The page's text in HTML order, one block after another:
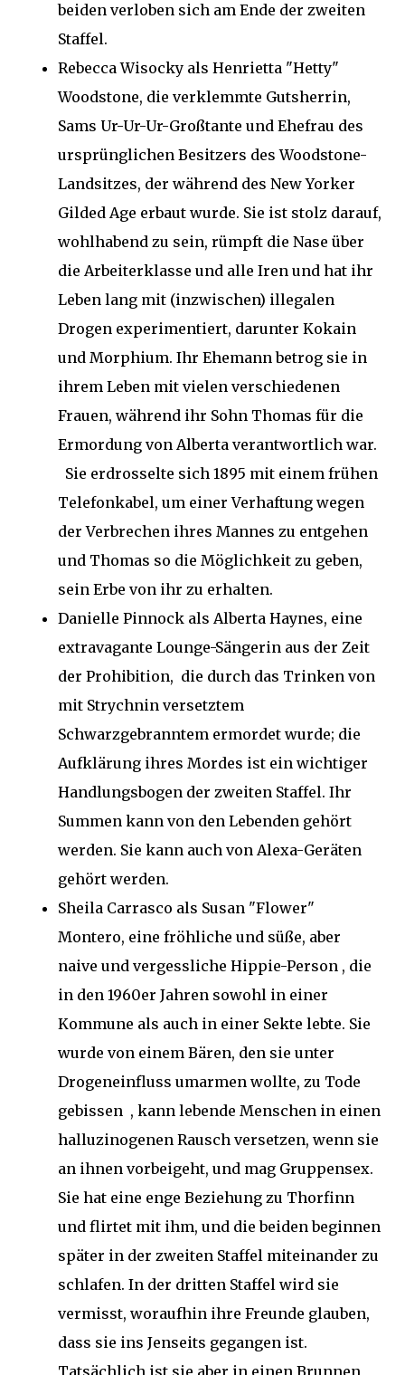
beiden verloben sich am Ende der zweiten
Staffel.
Rebecca Wisocky als Henrietta "Hetty"
Woodstone, die verklemmte Gutsherrin,
Sams Ur-Ur-Ur-Großtante und Ehefrau des
ursprünglichen Besitzers des Woodstone-
Landsitzes, der während des New Yorker
Gilded Age erbaut wurde. Sie ist stolz darauf,
wohlhabend zu sein, rümpft die Nase über
die Arbeiterklasse und alle Iren und hat ihr
Leben lang mit (inzwischen) illegalen
Drogen experimentiert, darunter Kokain
und Morphium. Ihr Ehemann betrog sie in
ihrem Leben mit vielen verschiedenen
Frauen, während ihr Sohn Thomas für die
Ermordung von Alberta verantwortlich war.
Sie erdrosselte sich 1895 mit einem frühen
Telefonkabel, um einer Verhaftung wegen
der Verbrechen ihres Mannes zu entgehen
und Thomas so die Möglichkeit zu geben,
sein Erbe von ihr zu erhalten.
Danielle Pinnock als Alberta Haynes, eine
extravagante Lounge-Sängerin aus der Zeit
der Prohibition, die durch das Trinken von
mit Strychnin versetztem
Schwarzgebranntem ermordet wurde; die
Aufklärung ihres Mordes ist ein wichtiger
Handlungsbogen der zweiten Staffel. Ihr
Summen kann von den Lebenden gehört
werden. Sie kann auch von Alexa-Geräten
gehört werden.
Sheila Carrasco als Susan "Flower"
Montero, eine fröhliche und süße, aber
naive und vergessliche Hippie-Person , die
in den 1960er Jahren sowohl in einer
Kommune als auch in einer Sekte lebte. Sie
wurde von einem Bären, den sie unter
Drogeneinfluss umarmen wollte, zu Tode
gebissen , kann lebende Menschen in einen
halluzinogenen Rausch versetzen, wenn sie
an ihnen vorbeigeht, und mag Gruppensex.
Sie hat eine enge Beziehung zu Thorfinn
und flirtet mit ihm, und die beiden beginnen
später in der zweiten Staffel miteinander zu
schlafen. In der dritten Staffel wird sie
vermisst, woraufhin ihre Freunde glauben,
dass sie ins Jenseits gegangen ist.
Tatsächlich ist sie aber in einen Brunnen